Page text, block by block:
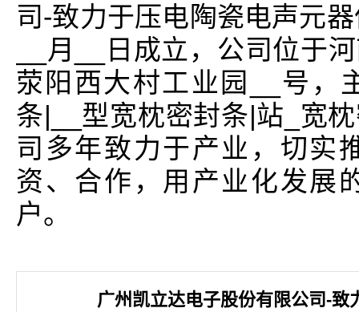
司-致力于压电陶瓷电声元
__月__日成立，公司位于
荥阳西大村工业园__号，
条|__型宽枕密封条|站_宽
司多年致力于产业，切实
资、合作，用产业化发展
户。